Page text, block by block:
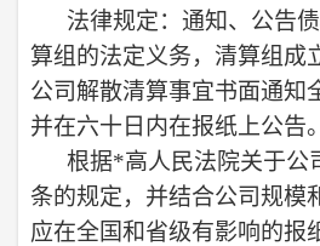
法律规定：通知、公告债
算组的法定义务，清算组成
公司解散清算事宜书面通知
并在六十日内在报纸上公告。
根据*高人民法院关于公
条的规定，并结合公司规模
应在全国和省级有影响的报